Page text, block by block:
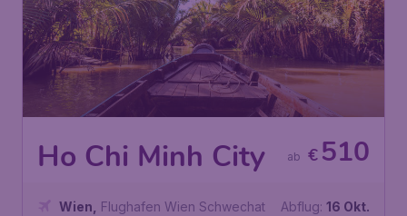
Ho Chi Minh City € 510
ab
Wien
Flughafen Wien Schwechat
Abflug: 16 Okt.